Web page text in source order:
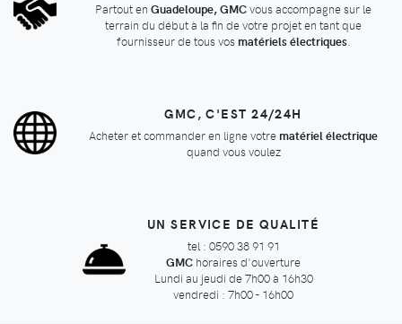
Partout en Guadeloupe, GMCvous accompagne sur le
terrain du début à la fin de votre projet en tant que
fournisseur de tous vos matériels électriques.
GMC, C'EST 24/24H
Acheter et commander en ligne votre matériel électrique
quand vous voulez
UN SERVICE DE QUALITÉ
tel : 0590 38 91 91
GMC horaires d'ouverture
Lundi au jeudi de 7h00 à 16h30
vendredi : 7h00 - 16h00